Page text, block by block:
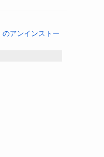
アンインストー